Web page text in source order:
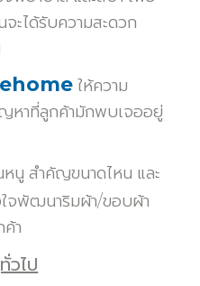
จะได้รับความสะดวก
ให้ความ
ญหาที่ลูกค้ามักพบเจออยู่
นู สำคัญขนาดไหน และ
จพัฒนาริมผ้า/ขอบผ้า
า
วไป